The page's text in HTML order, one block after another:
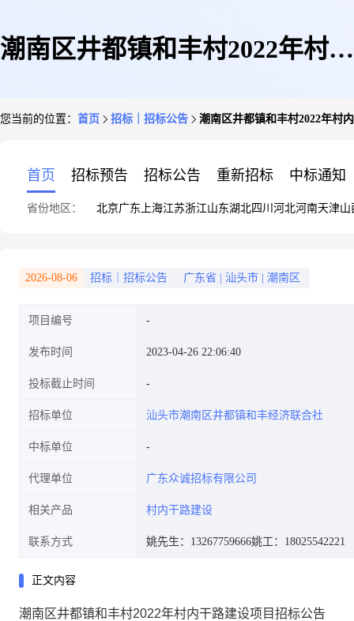
潮南区井都镇和丰村2022年村内
您当前的位置： 首页 招标｜招标公告 潮南区井都镇和丰村2022年村
首页 招标预告 招标公告 重新招标 中标通知
省份地区： 北京广东 上海江苏浙江山东湖北四川 河北河南天津山
2026-08-06 招标｜招标公告 广东省 汕头市 潮南区
项目编号
发布时间 2023-04-26 22:06:40
投标截止时间
招标单位 汕头市潮南区井都镇和丰经济联合社
中标单位
代理单位 广东众诚招标有限公司
相关产品 村内干路建设
联系方式 姚先生：13267759666姚工：18025542221
正文内容
潮南区井都镇和丰村2022年村内干路建设项目招标公告